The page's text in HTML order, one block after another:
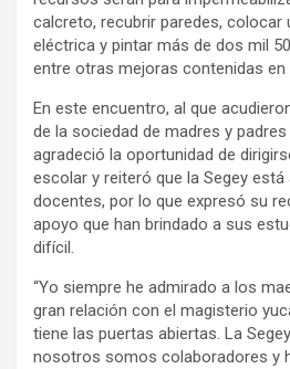
calcreto, recubrir paredes, colocar
eléctrica y pintar más de dos mil
entre otras mejoras contenidas en
En este encuentro, al que
de la sociedad de madres y
agradeció la oportunidad de
escolar y reiteró que la Segey
docentes, por lo que expresó su
apoyo que han brindado a sus
difícil.
“Yo siempre he admirado a los
gran relación con el magisterio
tiene las puertas abiertas. La
nosotros somos colaboradores y